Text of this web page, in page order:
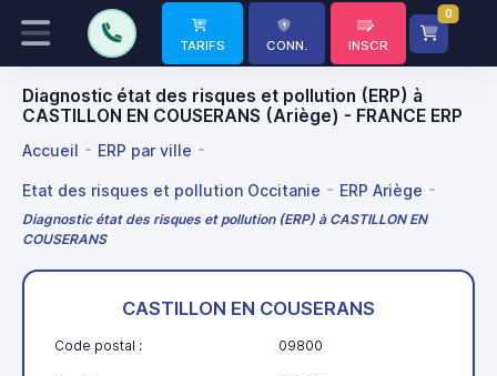
TARIFS CONN. INSCR
0
Diagnostic état des risques et pollution (ERP) à
CASTILLON EN COUSERANS (Ariège) - FRANCE ERP
Accueil ERP par ville
Etat des risques et pollution Occitanie ERP Ariège
Diagnostic état des risques et pollution (ERP) à CASTILLON EN
COUSERANS
CASTILLON EN COUSERANS
Code postal : 09800